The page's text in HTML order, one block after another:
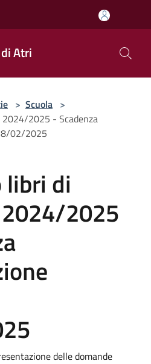
Atri
> Scuola >
2024/2025 - Scadenza
02/2025
libri di
2025
delle domande